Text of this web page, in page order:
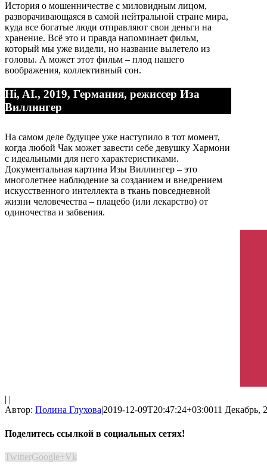
История о мошенничестве с миловидным лицом,
разворачивающаяся в самой нейтральной стране мира,
куда все богатые люди отправляют свои деньги на
хранение. Всё это и правда напоминает фильм,
который мы уже видели, но название вылетело из
головы. А может этот фильм – плод нашего
воображения, коллективный сон.
Hi, AI., 2019, Германия, режиссер Иза
Виллингер
На самом деле будущее уже наступило в тот момент,
когда любой Чак может завести себе девушку Хармони
с идеальными для него характеристиками.
Документальная картина Изы Виллингер – это
многолетнее наблюдение за созданием и внедрением
искусственного интеллекта в ткань повседневной
жизни человечества – плацебо (или лекарство) от
одиночества и забвения.
| |
Автор: Полина Глухова|2019-12-09T20:47:24+03:0011 Декабрь,
Поделитесь ссылкой в социальных сетях!
TwitterGoogle+Vk